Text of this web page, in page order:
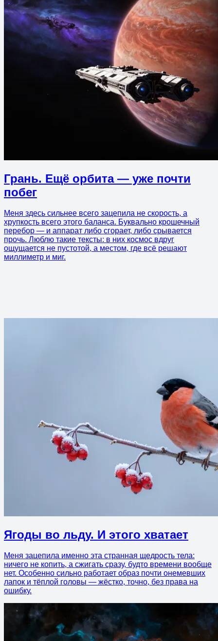
Грань. Ещё орбита — уже почти
побег
Меня здесь сильнее всего зацепила не скорость, а
хрупкость всего этого баланса. Буквально крошечный
перебор — и аппарат либо сгорает, либо срывается
прочь. Люблю такие тексты: в них космос вдруг
ощущается не пустотой, а местом, где всё решают
миллиметр и миг.
Ягоды во льду. И этого хватает
Меня зацепила именно эта странная щедрость тела:
ничего не копить, а сжигать сразу, будто времени вообще
нет. Особенно сильно работает образ почти онемевших
лапок и тёплой головы — жёстко, точно, без права на
ошибку.